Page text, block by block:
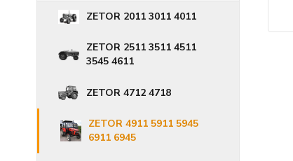
ZETOR 2011 3011 4011
ZETOR 2511 3511 4511
3545 4611
ZETOR 4712 4718
ZETOR 4911 5911 5945
6911 6945